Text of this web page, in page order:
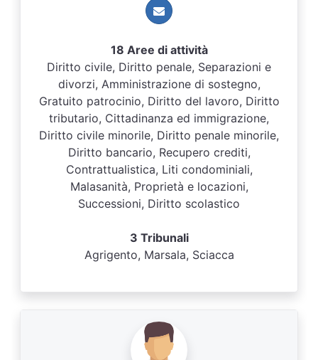
18 Aree di attività
Diritto civile, Diritto penale, Separazioni e
divorzi, Amministrazione di sostegno,
Gratuito patrocinio, Diritto del lavoro, Diritto
tributario, Cittadinanza ed immigrazione,
Diritto civile minorile, Diritto penale minorile,
Diritto bancario, Recupero crediti,
Contrattualistica, Liti condominiali,
Malasanità, Proprietà e locazioni,
Successioni, Diritto scolastico
3 Tribunali
Agrigento, Marsala, Sciacca